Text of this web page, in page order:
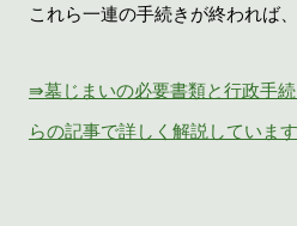
これら一連の手続きが終われば
⇛墓じまいの必要書類と行政手
らの記事で詳しく解説しています